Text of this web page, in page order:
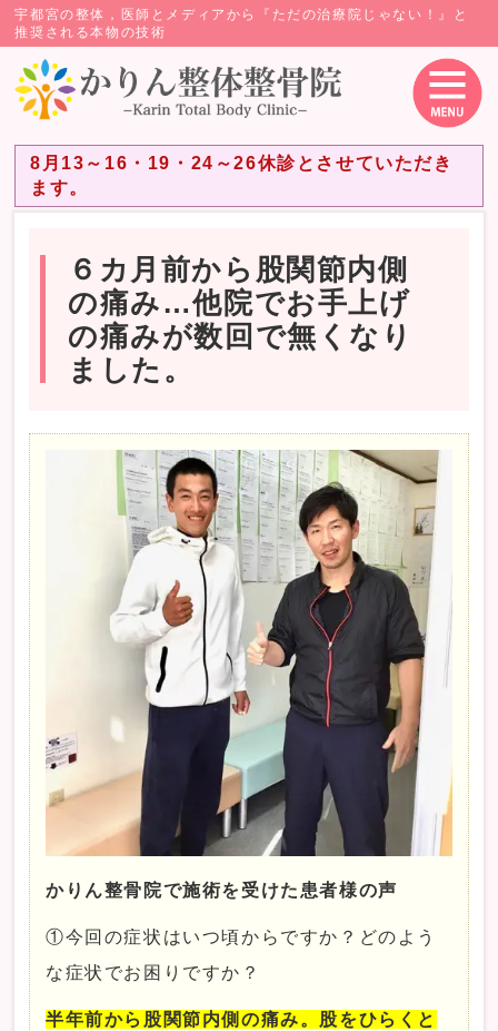
宇都宮の整体，医師とメディアから『ただの治療院じゃない！』と
推奨される本物の技術
8月13～16・19・24～26休診とさせていただき
ます。
６カ月前から股関節内側
の痛み…他院でお手上げ
の痛みが数回で無くなり
ました。
かりん整骨院で施術を受けた患者様の声
①今回の症状はいつ頃からですか？どのよう
な症状でお困りですか？
半年前から股関節内側の痛み。股をひらくと